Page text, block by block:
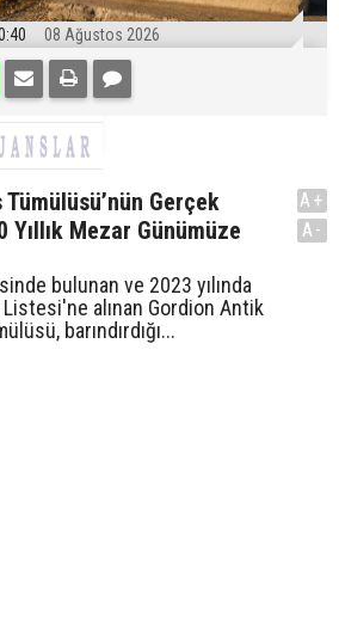
08 Ağustos 2026
Gerçek
Yıllık Mezar Günümüze
bulunan ve 2023 yılında
Listesi'ne alınan Gordion Antik
barındırdığı...
A+
A-